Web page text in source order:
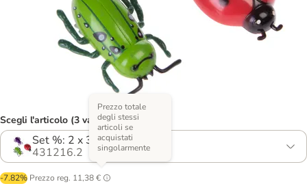
Scegli l'articolo (3 varianti)
Set %: 2 x 3 pz
431216.2
-7.82% Prezzo reg. 11,38 €
Prezzo totale
degli stessi
articoli se
acquistati
singolarmente